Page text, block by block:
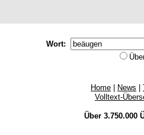
Wort:
Home News
Volltext-
Über 3.750.000